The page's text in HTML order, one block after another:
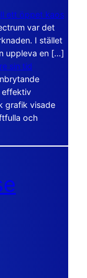
ett öppet kaos
var det
I stället
uppleva en […]
sin tid
effektiv
grafik visade
och